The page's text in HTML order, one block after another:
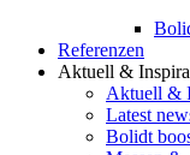
Referenzen
Aktuell &
Aktuell &
Latest
Bolidt